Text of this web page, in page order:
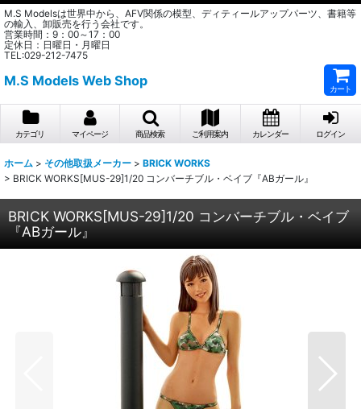
M.S Modelsは世界中から、AFV関係の模型、ディティールアップパーツ、書籍等
の輸入、卸販売を行う会社です。
営業時間：9：00～17：00
定休日：日曜日・月曜日
TEL:029-212-7475
M.S Models Web Shop
カート
カテゴリ マイページ 商品検索 ご利用案内 カレンダー ログイン
ホーム > その他取扱メーカー > BRICK WORKS
> BRICK WORKS[MUS-29]1/20 コンバーチブル・ベイブ『ABガール』
BRICK WORKS[MUS-29]1/20 コンバーチブル・ベイブ
『ABガール』